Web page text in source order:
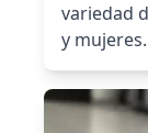
variedad
y mujeres.